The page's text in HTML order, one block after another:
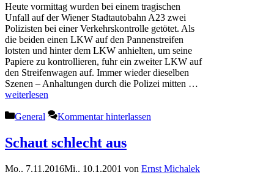
Heute vormittag wurden bei einem tragischen
Unfall auf der Wiener Stadtautobahn A23 zwei
Polizisten bei einer Verkehrskontrolle getötet. Als
die beiden einen LKW auf den Pannenstreifen
lotsten und hinter dem LKW anhielten, um seine
Papiere zu kontrollieren, fuhr ein zweiter LKW auf
den Streifenwagen auf. Immer wieder dieselben
Szenen – Anhaltungen durch die Polizei mitten …
weiterlesen
Kategorien
General Kommentar hinterlassen
Schaut schlecht aus
Mo.. 7.11.2016Mi.. 10.1.2001 von Ernst Michalek